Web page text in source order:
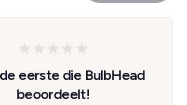
eerste die BulbHead
beoordeelt!